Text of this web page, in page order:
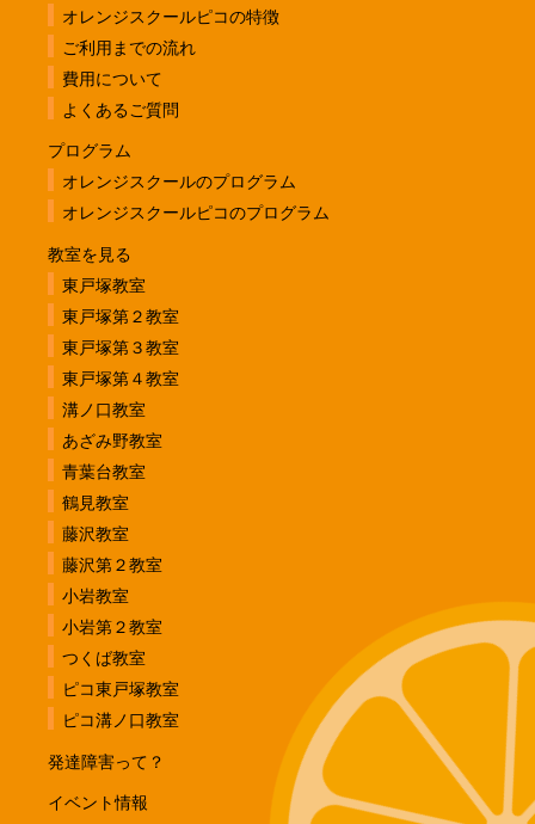
オレンジスクールピコの特徴
ご利用までの流れ
費用について
よくあるご質問
プログラム
オレンジスクールのプログラム
オレンジスクールピコのプログラム
教室を見る
東戸塚教室
東戸塚第２教室
東戸塚第３教室
東戸塚第４教室
溝ノ口教室
あざみ野教室
青葉台教室
鶴見教室
藤沢教室
藤沢第２教室
小岩教室
小岩第２教室
つくば教室
ピコ東戸塚教室
ピコ溝ノ口教室
発達障害って？
イベント情報